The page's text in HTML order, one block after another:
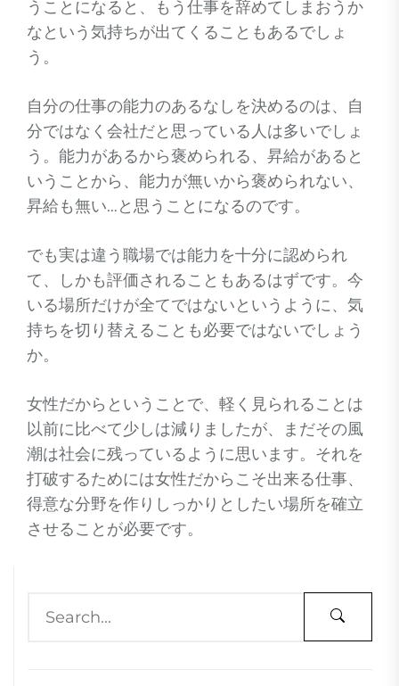
うことになると、もう仕事を辞めてしまおうか
なという気持ちが出てくることもあるでしょ
う。
自分の仕事の能力のあるなしを決めるのは、自
分ではなく会社だと思っている人は多いでしょ
う。能力があるから褒められる、昇給があると
いうことから、能力が無いから褒められない、
昇給も無い…と思うことになるのです。
でも実は違う職場では能力を十分に認められ
て、しかも評価されることもあるはずです。今
いる場所だけが全てではないというように、気
持ちを切り替えることも必要ではないでしょう
か。
女性だからということで、軽く見られることは
以前に比べて少しは減りましたが、まだその風
潮は社会に残っているように思います。それを
打破するためには女性だからこそ出来る仕事、
得意な分野を作りしっかりとしたい場所を確立
させることが必要です。